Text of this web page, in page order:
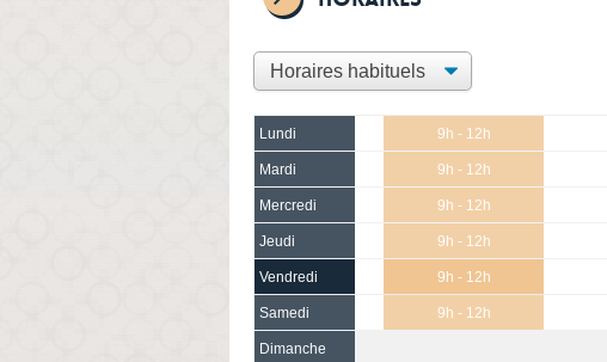
Lundi 9h - 12h
Mardi 9h - 12h
Mercredi 9h - 12h
Jeudi 9h - 12h
Vendredi 9h - 12h
Samedi 9h - 12h
Dimanche